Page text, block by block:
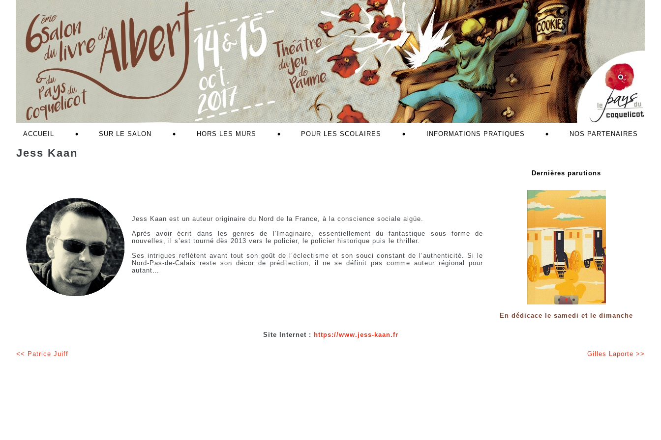
ACCUEIL SUR LE SALON HORS LES MURS POUR LES SCOLAIRES INFORMATIONS PRATIQUES NOS PARTENAIRES
Jess Kaan
Jess Kaan est un auteur originaire du Nord de la France, à la conscience sociale aigüe.
Après avoir écrit dans les genres de l’Imaginaire, essentiellement du fantastique sous forme de
nouvelles, il s’est tourné dès 2013 vers le policier, le policier historique puis le thriller.
Ses intrigues reflètent avant tout son goût de l’éclectisme et son souci constant de l’authenticité. Si le
Nord-Pas-de-Calais reste son décor de prédilection, il ne se définit pas comme auteur régional pour
autant…
Dernières parutions
En dédicace le samedi et le dimanche
Site Internet : https://www.jess-kaan.fr
<< Patrice Juiff Gilles Laporte >>